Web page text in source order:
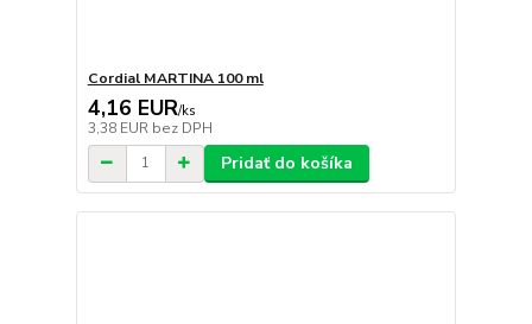
Cordial MARTINA 100 ml
4,16 EUR/ks
3,38 EUR bez DPH
Pridať do košíka